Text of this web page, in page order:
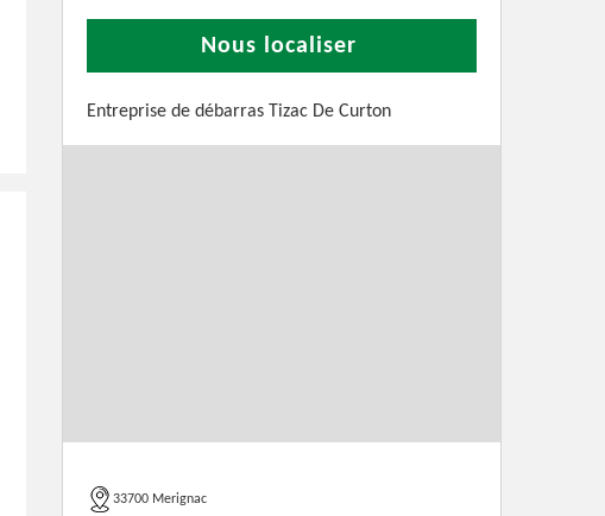
Nous localiser
Entreprise de débarras Tizac De Curton
33700 Merignac